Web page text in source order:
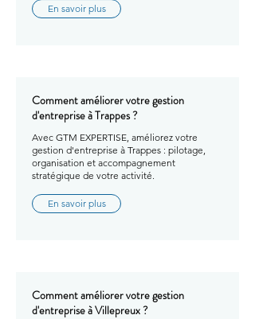
En savoir plus
Comment améliorer votre gestion
d'entreprise à Trappes ?
Avec GTM EXPERTISE, améliorez votre
gestion d'entreprise à Trappes : pilotage,
organisation et accompagnement
stratégique de votre activité.
En savoir plus
Comment améliorer votre gestion
d'entreprise à Villepreux ?